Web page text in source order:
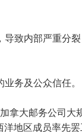
致内部严重分
务及公众信任。
拿大邮务公司大
地区成员率先